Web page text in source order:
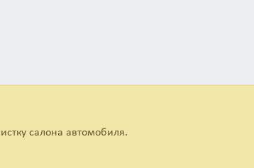
салона автомобиля.